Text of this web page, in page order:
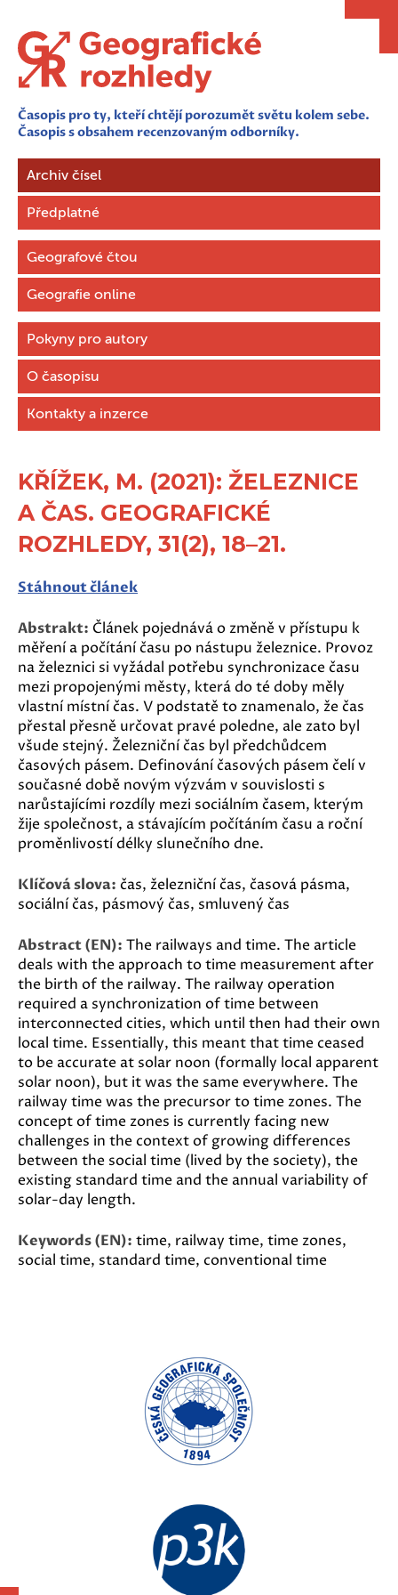
Časopis pro ty, kteří chtějí porozumět světu kolem sebe.
Časopis s obsahem recenzovaným odborníky.
Archiv čísel
Předplatné
Geografové čtou
Geografie online
Pokyny pro autory
O časopisu
Kontakty a inzerce
KŘÍŽEK, M. (2021): ŽELEZNICE
A ČAS. GEOGRAFICKÉ
ROZHLEDY, 31(2), 18–21.
Stáhnout článek
Abstrakt: Článek pojednává o změně v přístupu k
měření a počítání času po nástupu železnice. Provoz
na železnici si vyžádal potřebu synchronizace času
mezi propojenými městy, která do té doby měly
vlastní místní čas. V podstatě to znamenalo, že čas
přestal přesně určovat pravé poledne, ale zato byl
všude stejný. Železniční čas byl předchůdcem
časových pásem. Definování časových pásem čelí v
současné době novým výzvám v souvislosti s
narůstajícími rozdíly mezi sociálním časem, kterým
žije společnost, a stávajícím počítáním času a roční
proměnlivostí délky slunečního dne.
Klíčová slova: čas, železniční čas, časová pásma,
sociální čas, pásmový čas, smluvený čas
Abstract (EN): The railways and time. The article
deals with the approach to time measurement after
the birth of the railway. The railway operation
required a synchronization of time between
interconnected cities, which until then had their own
local time. Essentially, this meant that time ceased
to be accurate at solar noon (formally local apparent
solar noon), but it was the same everywhere. The
railway time was the precursor to time zones. The
concept of time zones is currently facing new
challenges in the context of growing differences
between the social time (lived by the society), the
existing standard time and the annual variability of
solar-day length.
Keywords (EN): time, railway time, time zones,
social time, standard time, conventional time